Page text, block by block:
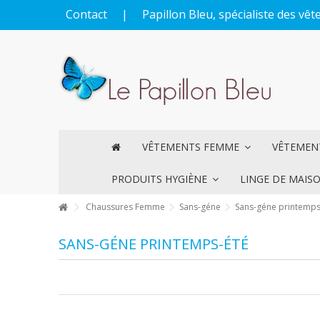
Contact | Papillon Bleu, spécialiste des
VÊTEMENTS FEMME
PRODUITS HYGIÈNE LINGE DE
Chaussures Femme Sans-géne Sans-géne
SANS-GÉNE PRINTEMPS-ÉTÉ